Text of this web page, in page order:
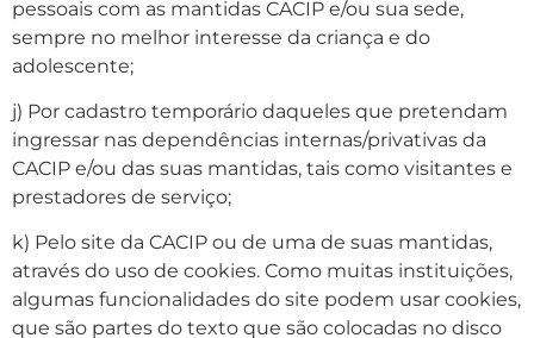
pessoais com as mantidas CACIP e/ou sua sede,
sempre no melhor interesse da criança e do
adolescente;
j) Por cadastro temporário daqueles que pretendam
ingressar nas dependências internas/privativas da
CACIP e/ou das suas mantidas, tais como visitantes e
prestadores de serviço;
k) Pelo site da CACIP ou de uma de suas mantidas,
através do uso de cookies. Como muitas instituições,
algumas funcionalidades do site podem usar cookies,
que são partes do texto que são colocadas no disco